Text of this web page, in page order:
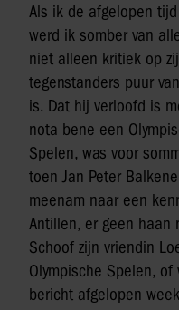
Als ik de afgelopen
werd ik somber van
niet alleen kritiek op
tegenstanders puur
is. Dat hij verloofd is
nota bene een
Spelen, was voor
toen Jan Peter
meenam naar een
Antillen, er geen haan
Schoof zijn vriendin
Olympische Spelen,
bericht afgelopen